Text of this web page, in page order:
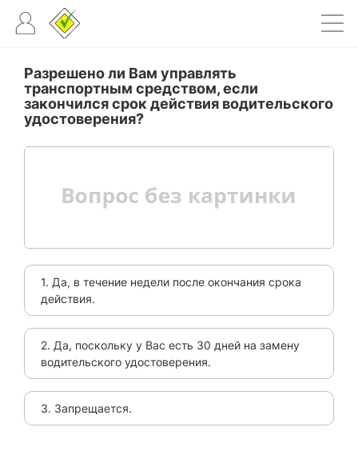
Разрешено ли Вам управлять
транспортным средством, если
закончился срок действия водительского
удостоверения?
1. Да, в течение недели после окончания срока
действия.
2. Да, поскольку у Вас есть 30 дней на замену
водительского удостоверения.
3. Запрещается.